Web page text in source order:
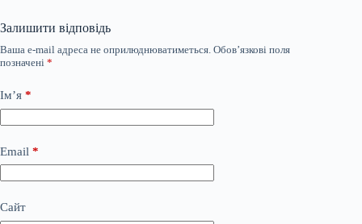
Залишити відповідь
Ваша e-mail адреса не оприлюднюватиметься. Обов’язкові поля
позначені *
Ім’я *
Email *
Сайт